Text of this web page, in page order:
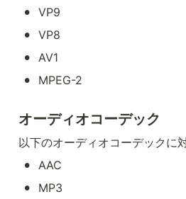
• VP9
• VP8
• AV1
• MPEG-2
オーディオコーデック
以下のオーディオコーデックに
• AAC
• MP3